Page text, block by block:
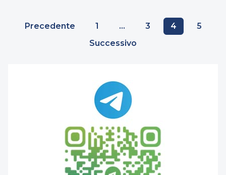
Paginazione
Precedente 1 … 3 4
5
Successivo